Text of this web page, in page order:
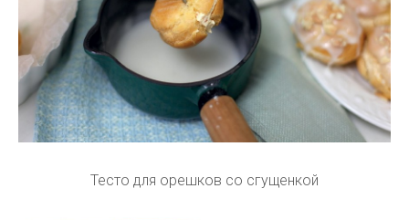
Тесто для орешков со сгущенкой